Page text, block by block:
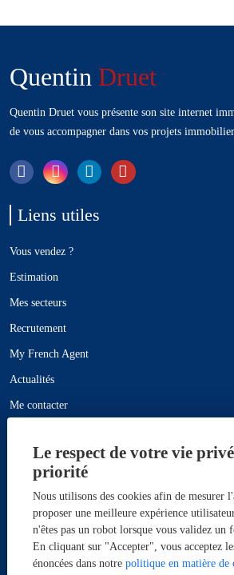
Le respect de votre vie
priorité
Nous utilisons des cookies afin de mesurer
proposer une meilleure expérience
n'êtes pas un robot lorsque vous validez un
En cliquant sur "Accepter", vous acceptez
énoncées dans notre politique en matière de
Quentin Druet
Quentin Druet vous présente son site internet
de vous accompagner dans vos projets
Liens utiles
Vous vendez ?
Estimation
Mes secteurs
Recrutement
My French Agent
Actualités
Me contacter
Mentions légales
Maisons à vendre
Maison à vendre Vou 5 pièce(s) 150m² - Réf